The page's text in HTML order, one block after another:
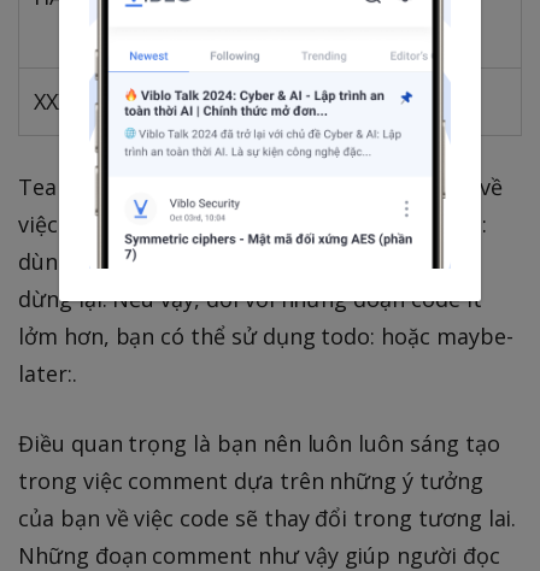
XXX Cẩn thận không toang!
Team của bạn có thể sẽ có những rule riêng về
việc sử dụng những marker này. Ví dụ, TODO:
dùng để thể hiện những issue đang tạm thời
dừng lại. Nếu vậy, đối với những đoạn code ít
lởm hơn, bạn có thể sử dụng todo: hoặc maybe-
later:.
Điều quan trọng là bạn nên luôn luôn sáng tạo
trong việc comment dựa trên những ý tưởng
của bạn về việc code sẽ thay đổi trong tương lai.
Những đoạn comment như vậy giúp người đọc